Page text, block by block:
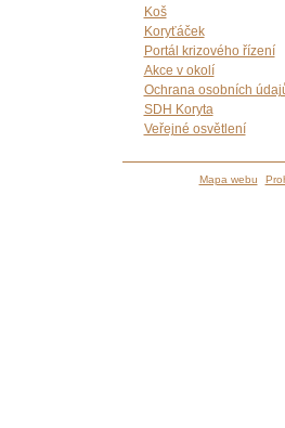
Koš
Koryťáček
Portál krizového řízení
Akce v okolí
Ochrana osobních
SDH Koryta
Veřejné osvětlení
Mapa webu